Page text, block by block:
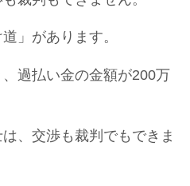
」があります。
過払い金の金額が200万
、交渉も裁判でもできま